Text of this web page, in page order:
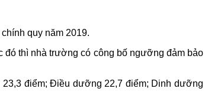
quy năm 2019.
thì nhà trường có công bố ngưỡng đảm bảo
23,3 điểm; Điều dưỡng 22,7 điểm; Dinh dưỡng